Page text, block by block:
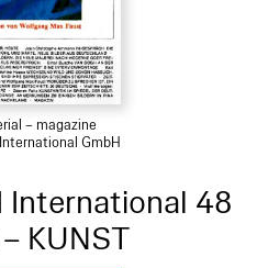
– magazine
GmbH
International 48
KUNST